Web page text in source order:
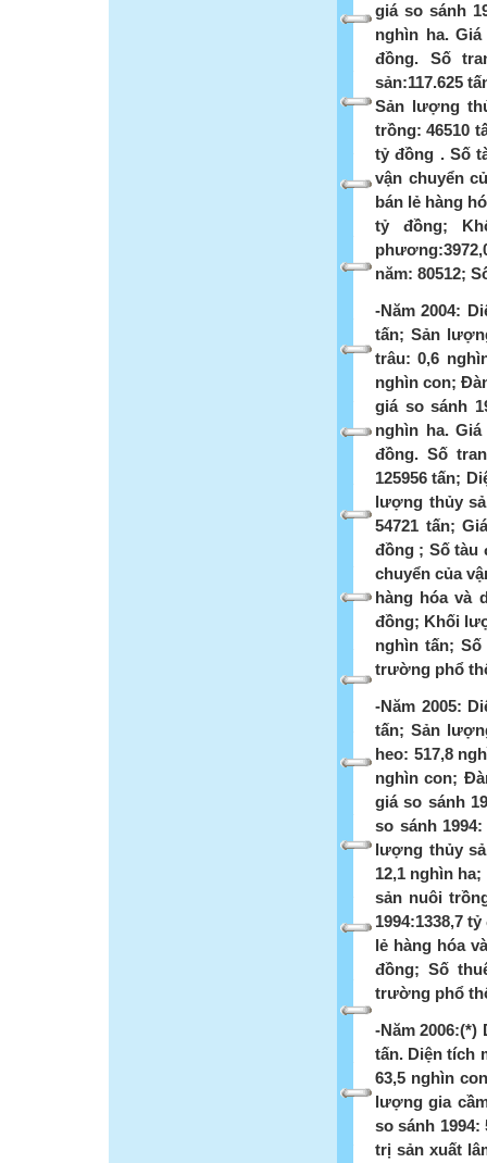
giá so sánh
nghìn ha.
đồng. Số
sản:117.625
Sản lượng
trồng: 46510
tỷ đồng . Số
vận chuyển
bán lẻ hàng
tỷ đồng;
năm: 80512;
-Năm 2004:
tấn; Sản
trâu: 0,6
nghìn con;
giá so sánh
nghìn ha.
đồng. Số
125956 tấn;
lượng thủy
54721 tấn;
đồng ; Số tàu
chuyển của
hàng hóa và
đồng; Khối
nghìn tấn; Số
trường phổ
-Năm 2005:
tấn; Sản
heo: 517,8
nghìn con;
giá so sánh
so sánh
lượng thủy
12,1 nghìn
sản nuôi
1994:1338,7
lẻ hàng hóa
đồng; Số
trường phổ
-Năm
tấn. Diện tích
63,5 nghìn
lượng gia
so sánh
trị sản xuất